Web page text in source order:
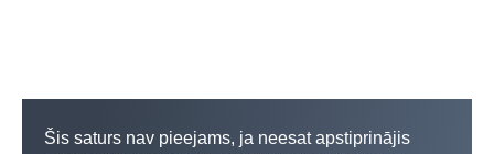
Šis saturs nav pieejams, ja neesat apstiprinājis